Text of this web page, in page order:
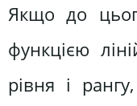
Якщо до
функцією
рівня і